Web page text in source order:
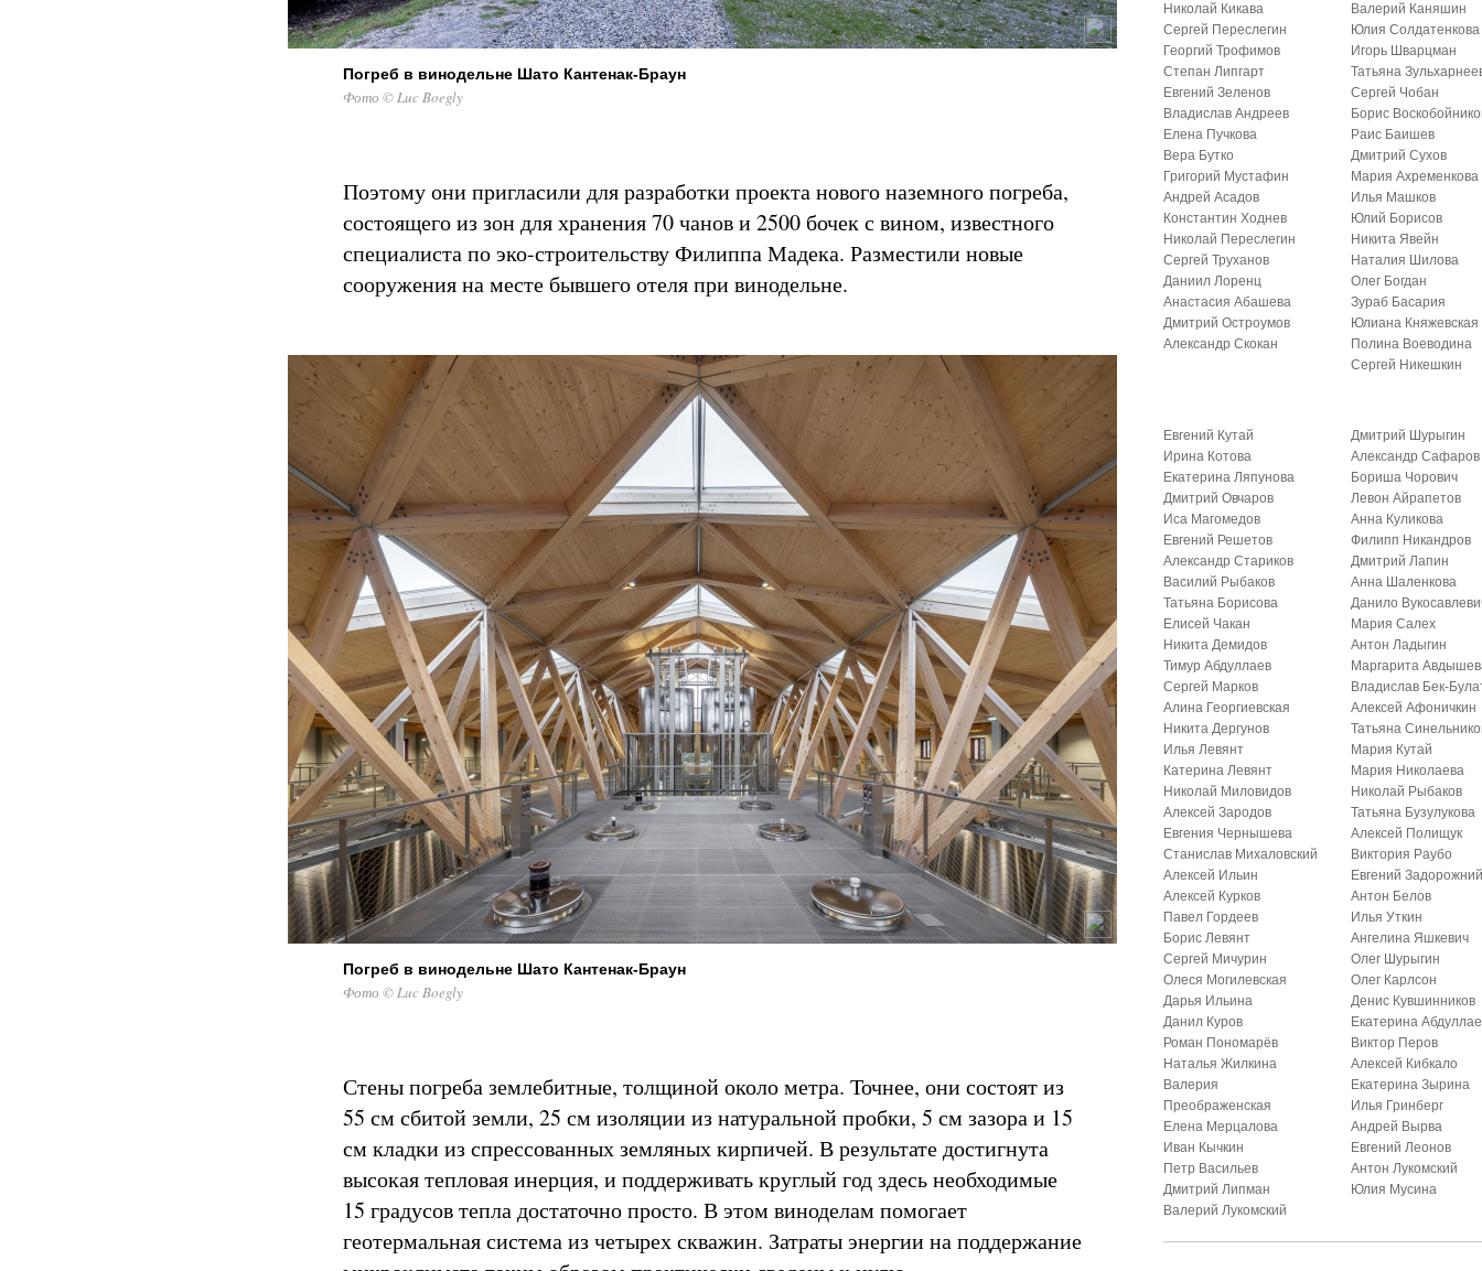
Погреб в винодельне Шато Кантенак-Браун
Фото © Luc Boegly
Поэтому они пригласили для разработки проекта нового наземного погреба,
состоящего из зон для хранения 70 чанов и 2500 бочек с вином, известного
специалиста по эко-строительству Филиппа Мадека. Разместили новые
сооружения на месте бывшего отеля при винодельне.
Погреб в винодельне Шато Кантенак-Браун
Фото © Luc Boegly
Стены погреба землебитные, толщиной около метра. Точнее, они состоят из
55 см сбитой земли, 25 см изоляции из натуральной пробки, 5 см зазора и 15
см кладки из спрессованных земляных кирпичей. В результате достигнута
высокая тепловая инерция, и поддерживать круглый год здесь необходимые
15 градусов тепла достаточно просто. В этом виноделам помогает
геотермальная система из четырех скважин. Затраты энергии на поддержание
Николай Кикава
Сергей Переслегин
Георгий Трофимов
Степан Липгарт
Евгений Зеленов
Владислав Андреев
Елена Пучкова
Вера Бутко
Григорий Мустафин
Андрей Асадов
Константин Ходнев
Николай Переслегин
Сергей Труханов
Даниил Лоренц
Анастасия Абашева
Дмитрий Остроумов
Александр Скокан
Валерий Каняшин
Юлия Солдатенкова
Игорь Шварцман
Татьяна
Сергей Чобан
Борис
Раис Баишев
Дмитрий Сухов
Мария Ахременкова
Илья Машков
Юлий Борисов
Никита Явейн
Наталия Шилова
Олег Богдан
Зураб Басария
Юлиана Княжевская
Полина Воеводина
Сергей Никешкин
Евгений Кутай
Ирина Котова
Екатерина Ляпунова
Дмитрий Овчаров
Иса Магомедов
Евгений Решетов
Александр Стариков
Василий Рыбаков
Татьяна Борисова
Елисей Чакан
Никита Демидов
Тимур Абдуллаев
Сергей Марков
Алина Георгиевская
Никита Дергунов
Илья Левянт
Катерина Левянт
Николай Миловидов
Алексей Зародов
Евгения Чернышева
Станислав Михаловский
Алексей Ильин
Алексей Курков
Павел Гордеев
Борис Левянт
Сергей Мичурин
Олеся Могилевская
Дарья Ильина
Данил Куров
Роман Пономарёв
Наталья Жилкина
Валерия
Преображенская
Елена Мерцалова
Иван Кычкин
Петр Васильев
Дмитрий Липман
Валерий Лукомский
Дмитрий Шурыгин
Александр Сафаров
Бориша Чорович
Левон Айрапетов
Анна Куликова
Филипп Никандров
Дмитрий Лапин
Анна Шаленкова
Данило
Мария Салех
Антон Ладыгин
Маргарита
Владислав Бек-
Алексей Афоничкин
Татьяна
Мария Кутай
Мария Николаева
Николай Рыбаков
Татьяна Бузулукова
Алексей Полищук
Виктория Раубо
Евгений
Антон Белов
Илья Уткин
Ангелина Яшкевич
Олег Шурыгин
Олег Карлсон
Денис Кувшинников
Екатерина
Виктор Перов
Алексей Кибкало
Екатерина Зырина
Илья Гринберг
Андрей Вырва
Евгений Леонов
Антон Лукомский
Юлия Мусина